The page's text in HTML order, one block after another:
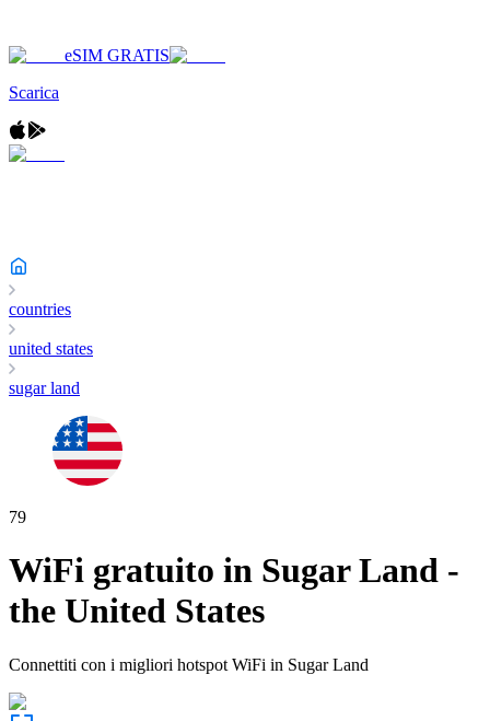
eSIM GRATIS
Scarica
countries
united states
sugar land
79
WiFi gratuito in Sugar Land -
the United States
Connettiti con i migliori hotspot WiFi in Sugar Land